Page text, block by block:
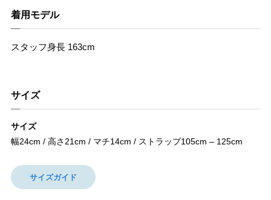
着用モデル
スタッフ身長 163cm
サイズ
サイズ
幅24cm / 高さ21cm / マチ14cm / ストラップ105cm – 125cm
サイズガイド